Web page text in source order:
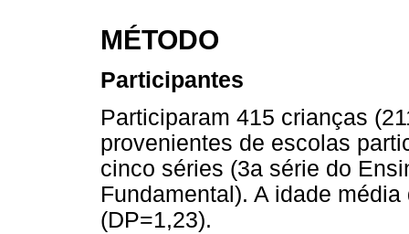
MÉTODO
Participantes
Participaram 415 crianças
provenientes de escolas
cinco séries (3a série do
Fundamental). A idade
(DP=1,23).